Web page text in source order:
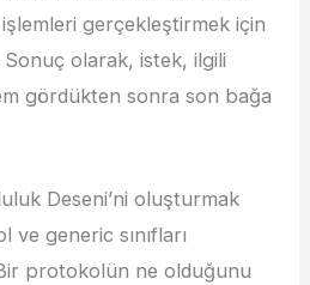
işlemleri gerçekleştirmek için
olarak, istek, ilgili
gördükten sonra son bağa
Deseni’ni oluşturmak
generic sınıfları
protokolün ne olduğunu